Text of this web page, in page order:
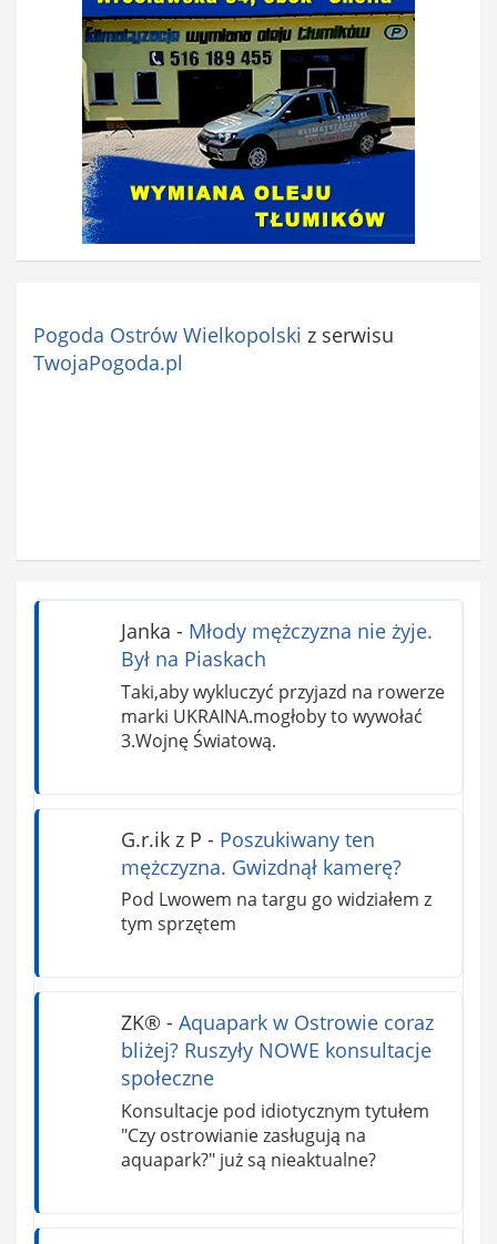
Pogoda Ostrów Wielkopolski z serwisu
TwojaPogoda.pl
Janka - Młody mężczyzna nie żyje.
Był na Piaskach
Taki,aby wykluczyć przyjazd na rowerze
marki UKRAINA.mogłoby to wywołać
3.Wojnę Światową.
G.r.ik z P - Poszukiwany ten
mężczyzna. Gwizdnął kamerę?
Pod Lwowem na targu go widziałem z
tym sprzętem
ZK®️ - Aquapark w Ostrowie coraz
bliżej? Ruszyły NOWE konsultacje
społeczne
Konsultacje pod idiotycznym tytułem
"Czy ostrowianie zasługują na
aquapark?" już są nieaktualne?